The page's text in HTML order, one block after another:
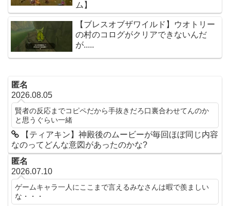
ム】
【ブレスオブザワイルド】ウオトリー
の村のコログがクリアできないんだ
が.....
匿名
2026.08.05
賢者の反応までコピペだから手抜きだろ口裏合わせてんのか
と思うぐらい一緒
【ティアキン】神殿後のムービーが毎回ほぼ同じ内容
なのってどんな意図があったのかな?
匿名
2026.07.10
ゲームキャラ一人にここまで言えるみなさんは暇で羨ましい
な・・・